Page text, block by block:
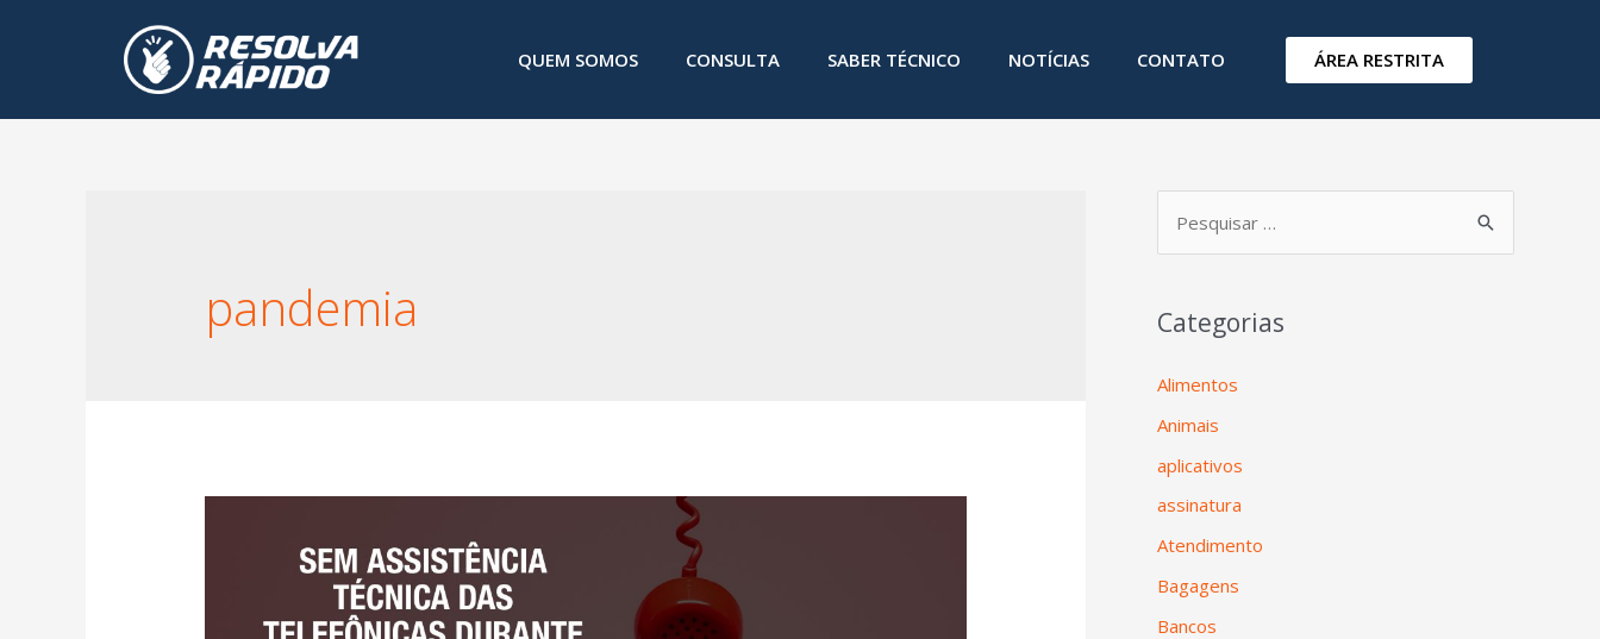
QUEM SOMOS CONSULTA SABER TÉCNICO NOTÍCIAS CONTATO ÁREA RESTRITA
pandemia Categorias
Alimentos
Animais
aplicativos
assinatura
Atendimento
Bagagens
Bancos